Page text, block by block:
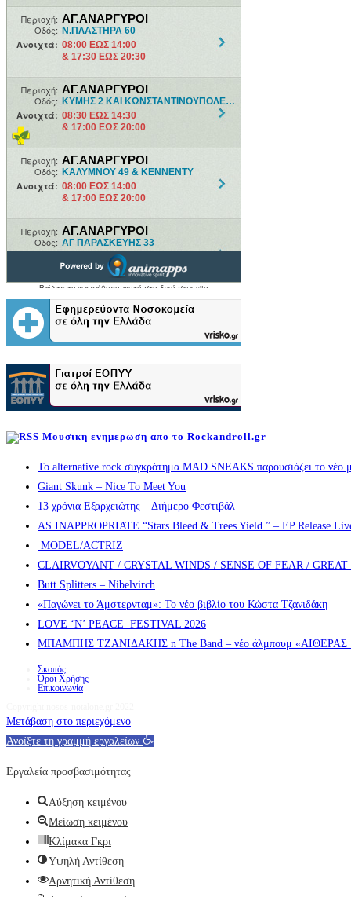
Μουσικη ενημερωση απο το Rockandroll.gr
Το alternative rock συγκρότημα MAD SNEAKS παρουσιάζει το νέο
Giant Skunk – Nice To Meet You
13 χρόνια Εξαρχειώτης – Διήμερο Φεστιβάλ
AS INAPPROPRIATE “Stars Bleed & Trees Yield ” – EP Release
MODEL/ACTRIZ
CLAIRVOYANT / CRYSTAL WINDS / SENSE OF FEAR /
Butt Splitters – Nibelvirch
«Παγώνει το Άμστερνταμ»: Το νέο βιβλίο του Κώστα Τζανιδάκη
LOVE ‘N’ PEACE FESTIVAL 2026
ΜΠΑΜΠΗΣ ΤΖΑΝΙΔΑΚΗΣ n The Band – νέο άλμπουμ «ΑΙΘΕΡΑΣ »
Σκοπός
Όροι Χρήσης
Επικοινωνία
Μετάβαση στο περιεχόμενο
Ανοίξτε τη γραμμή εργαλείων
Εργαλεία προσβασιμότητας
Αύξηση κειμένου
Μείωση κειμένου
Κλίμακα Γκρι
Υψηλή Αντίθεση
Αρνητική Αντίθεση